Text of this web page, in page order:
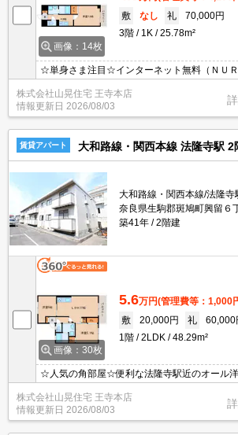
画像：14枚
敷
なし 礼
70,000円
3階
1K 25.78m²
☆単身さま注目☆インターネット無料（ＮＵ
株式会社山晃住宅 王寺本店
情報更新日 2026/08/03
賃貸アパート 大和路線・関西本線 法隆寺駅 2
大和路線・関西本線/法隆寺
奈良県生駒郡斑鳩町興留６
築41年
2階建
画像：30枚
5.6万円(管理費等：1,000
敷
20,000円 礼
60,000
1階
2LDK 48.29m²
☆人気の角部屋☆便利な法隆寺駅近のオール
株式会社山晃住宅 王寺本店
情報更新日 2026/08/03